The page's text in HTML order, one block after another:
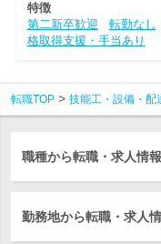
特徴
第二新卒歓迎
転勤なし
格取得支援・手当あり
転職TOP 技能工・設備・配
職種から転職・求人情
勤務地から転職・求人